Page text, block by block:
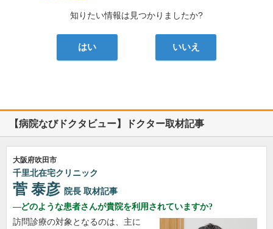
知りたい情報は見つかりましたか?
はい いいえ
【病院なびドクタビュー】ドクター取材記事
大阪府吹田市
千里北在宅クリニック
菅 泰彦 院長 取材記事
どのような患者さんが貴院を利用されていますか?
訪問診療の対象となるのは、主に